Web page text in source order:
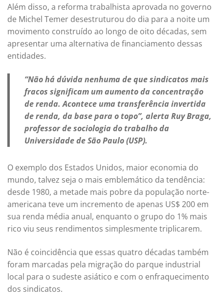
Além disso, a reforma trabalhista aprovada no governo
de Michel Temer desestruturou do dia para a noite um
movimento construído ao longo de oito décadas, sem
apresentar uma alternativa de financiamento dessas
entidades.
“Não há dúvida nenhuma de que sindicatos mais
fracos significam um aumento da concentração
de renda. Acontece uma transferência invertida
de renda, da base para o topo”, alerta Ruy Braga,
professor de sociologia do trabalho da
Universidade de São Paulo (USP).
O exemplo dos Estados Unidos, maior economia do
mundo, talvez seja o mais emblemático da tendência:
desde 1980, a metade mais pobre da população norte-
americana teve um incremento de apenas US$ 200 em
sua renda média anual, enquanto o grupo do 1% mais
rico viu seus rendimentos simplesmente triplicarem.
Não é coincidência que essas quatro décadas também
foram marcadas pela migração do parque industrial
local para o sudeste asiático e com o enfraquecimento
dos sindicatos.